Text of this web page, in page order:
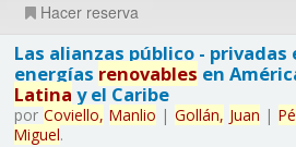
Hacer reserva
Las alianzas público - privadas
energías renovables en
Latina y el Caribe
por Coviello, Manlio | Gollán, Juan |
Miguel.